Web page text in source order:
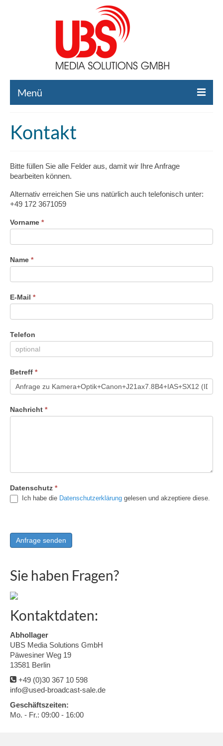
Menü
Liste gebrauchte Broadcast-Technik
Broadcast-Technik Ankauf
Broadcast-Technik Verleih
Kontakt
Kontakt
Bitte füllen Sie alle Felder aus, damit wir Ihre Anfrage
bearbeiten können.
Alternativ erreichen Sie uns natürlich auch telefonisch unter:
+49 172 3671059
Vorname *
Name *
E-Mail *
Telefon
Betreff *
Nachricht *
Datenschutz *
Ich habe die Datenschutzerklärung gelesen und akzeptiere diese.
Falls
Du
menschlich
lasse
Feld
Sie haben Fragen?
Kontaktdaten:
Abhollager
UBS Media Solutions GmbH
Päwesiner Weg 19
13581 Berlin
+49 (0)30 367 10 598
info@used-broadcast-sale.de
Geschäftszeiten:
Mo. - Fr.: 09:00 - 16:00